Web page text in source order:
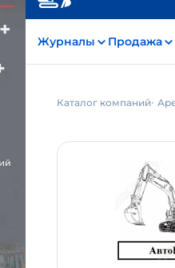
Журналы Продажа
Каталог компаний